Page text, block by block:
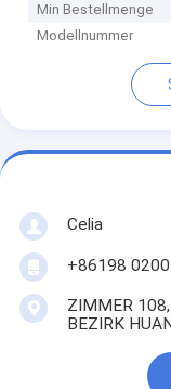
Min Bestellmenge
Modellnummer
Celia
+86198
ZIMMER
BEZIRK